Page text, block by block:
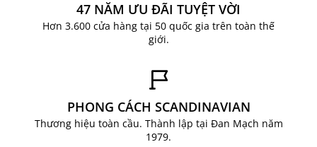
47 NĂM ƯU ĐÃI TUYỆT VỜI
Hơn 3.600 cửa hàng tại 50 quốc gia trên toàn thế
giới.
PHONG CÁCH SCANDINAVIAN
Thương hiệu toàn cầu. Thành lập tại Đan Mạch năm
1979.